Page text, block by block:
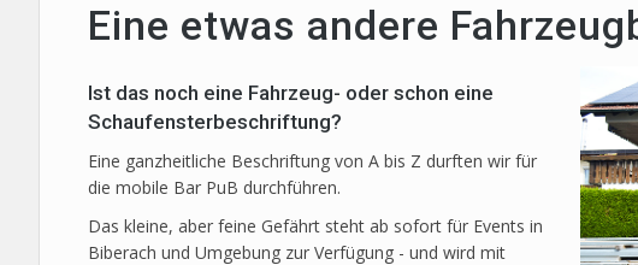
Eine etwas andere
Ist das noch eine Fahrzeug- oder schon eine
Schaufensterbeschriftung?
Eine ganzheitliche Beschriftung von A bis Z durften wir für
die mobile Bar PuB durchführen.
Das kleine, aber feine Gefährt steht ab sofort für Events in
Biberach und Umgebung zur Verfügung - und wird mit